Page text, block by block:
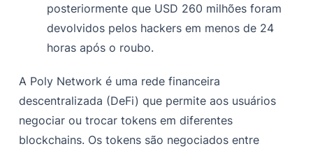
posteriormente que USD 260 milhões foram
devolvidos pelos hackers em menos de 24
horas após o roubo.
A Poly Network é uma rede financeira
descentralizada (DeFi) que permite aos usuários
negociar ou trocar tokens em diferentes
blockchains. Os tokens são negociados entre